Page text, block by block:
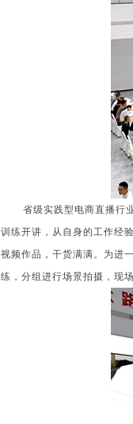
省级实践型电商直播行
训练开讲，从自身的工作经
视频作品，干货满满。 为进
练，分组进行场景拍摄，现